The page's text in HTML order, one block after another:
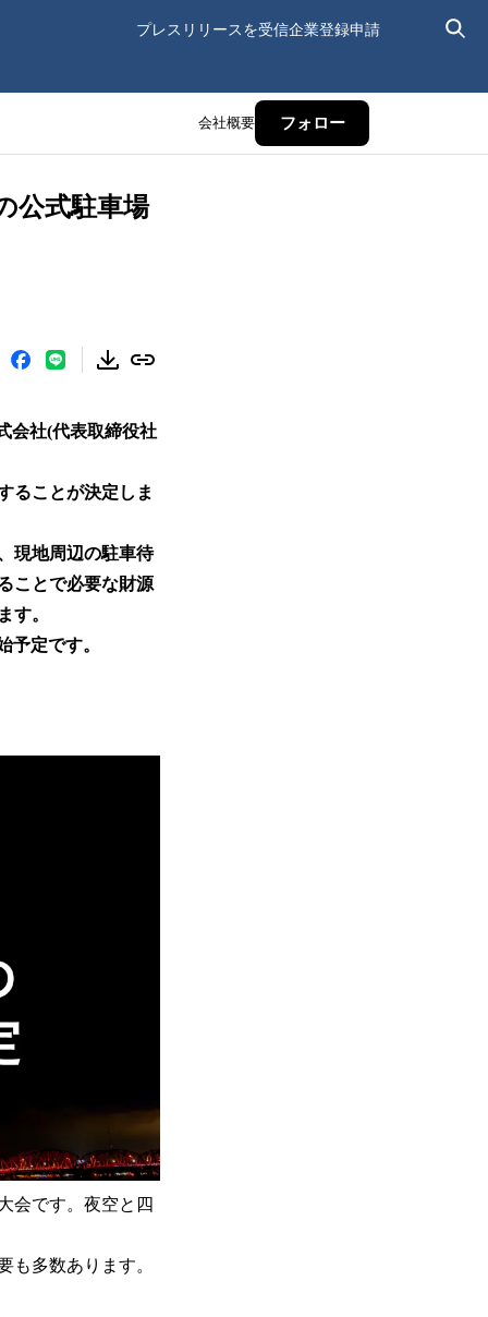
プレスリリースを受信企業登録申請
会社概要 フォロー
公式駐車場
会社(代表取締役社
ることが決定しま
現地周辺の駐車待
ことで必要な財源
す。
予定です。
会です。夜空と四
も多数あります。